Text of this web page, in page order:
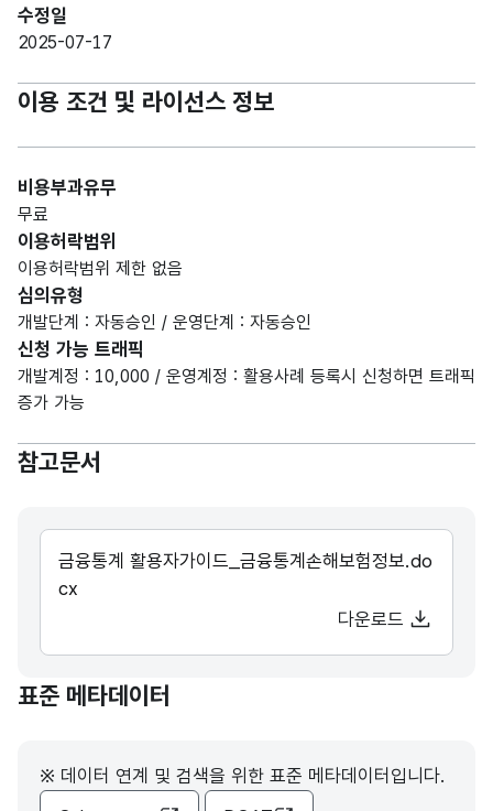
수정일
2025-07-17
이용 조건 및 라이선스 정보
비용부과유무
무료
이용허락범위
이용허락범위 제한 없음
심의유형
개발단계 : 자동승인 / 운영단계 : 자동승인
신청 가능 트래픽
개발계정 : 10,000 / 운영계정 : 활용사례 등록시 신청하면 트래픽
증가 가능
참고문서
금융통계 활용자가이드_금융통계손해보험정보.do
cx
다운로드
표준 메타데이터
※ 데이터 연계 및 검색을 위한 표준 메타데이터입니다.